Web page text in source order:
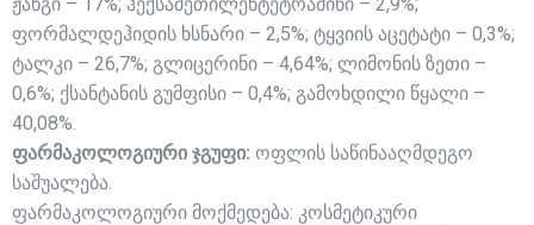
ფორმალდეჰიდის ხსნარი – 2,5%; ტყვიის აცეტატი – 0,3%;
ტალკი – 26,7%; გლიცერინი – 4,64%; ლიმონის ზეთი –
0,6%; ქსანტანის გუმფისი – 0,4%; გამოხდილი წყალი –
40,08%.
ფარმაკოლოგიური ჯგუფი: ოფლის საწინააღმდეგო
საშუალება.
ფარმაკოლოგიური მოქმედება: კოსმეტიკური